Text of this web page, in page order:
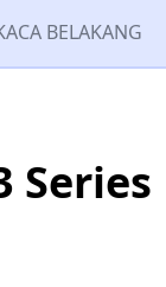
BELAKANG
Series